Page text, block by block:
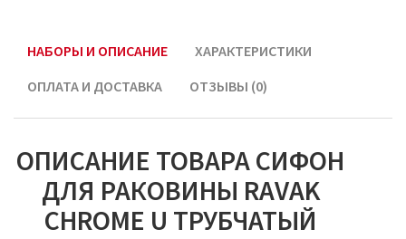
НАБОРЫ И ОПИСАНИЕ
ХАРАКТЕРИСТИКИ
ОПЛАТА И ДОСТАВКА
ОТЗЫВЫ (0)
ОПИСАНИЕ ТОВАРА СИФОН
ДЛЯ РАКОВИНЫ RAVAK
CHROME U ТРУБЧАТЫЙ